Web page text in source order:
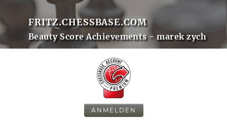
FRITZ.CHESSBASE.COM
Beauty Score Achievements - marek zych
ANMELDEN